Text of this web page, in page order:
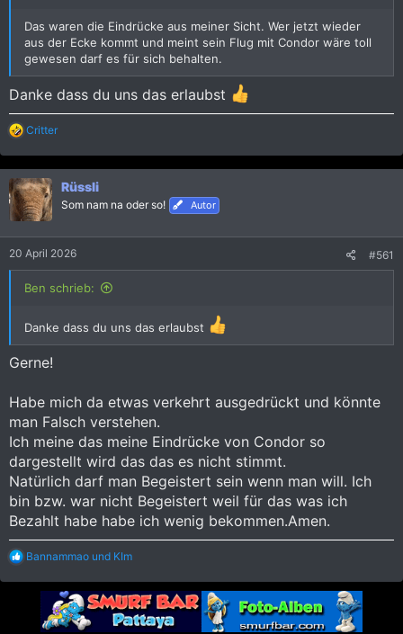
Das waren die Eindrücke aus meiner Sicht. Wer jetzt wieder
aus der Ecke kommt und meint sein Flug mit Condor wäre toll
gewesen darf es für sich behalten.
Danke dass du uns das erlaubst
R
a
k
t
i
o
n
:
Critter
Rüssli
Som nam na oder so! Autor
20 April 2026 #561
Ben schrieb:
Danke dass du uns das erlaubst
Gerne!
Habe mich da etwas verkehrt ausgedrückt und könnte
man Falsch verstehen.
Ich meine das meine Eindrücke von Condor so
dargestellt wird das das es nicht stimmt.
Natürlich darf man Begeistert sein wenn man will. Ich
bin bzw. war nicht Begeistert weil für das was ich
Bezahlt habe habe ich wenig bekommen.Amen.
R
a
Bannammao und KIm